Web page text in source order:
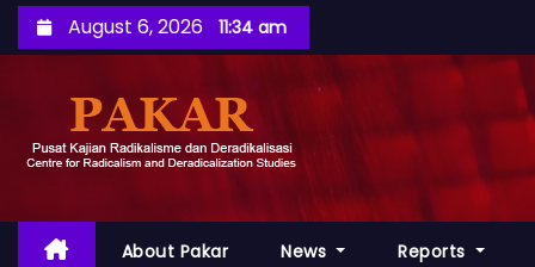
k
c
August 6, 2026 11:34 am
About Pakar News Reports